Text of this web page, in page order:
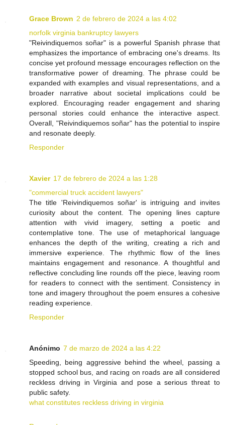
Grace Brown 2 de febrero de 2024 a las 4:02
norfolk virginia bankruptcy lawyers
"Reivindiquemos soñar" is a powerful Spanish phrase that
emphasizes the importance of embracing one's dreams. Its
concise yet profound message encourages reflection on the
transformative power of dreaming. The phrase could be
expanded with examples and visual representations, and a
broader narrative about societal implications could be
explored. Encouraging reader engagement and sharing
personal stories could enhance the interactive aspect.
Overall, "Reivindiquemos soñar" has the potential to inspire
and resonate deeply.
Responder
Xavier 17 de febrero de 2024 a las 1:28
"commercial truck accident lawyers"
The title 'Reivindiquemos soñar' is intriguing and invites
curiosity about the content. The opening lines capture
attention with vivid imagery, setting a poetic and
contemplative tone. The use of metaphorical language
enhances the depth of the writing, creating a rich and
immersive experience. The rhythmic flow of the lines
maintains engagement and resonance. A thoughtful and
reflective concluding line rounds off the piece, leaving room
for readers to connect with the sentiment. Consistency in
tone and imagery throughout the poem ensures a cohesive
reading experience.
Responder
Anónimo 7 de marzo de 2024 a las 4:22
Speeding, being aggressive behind the wheel, passing a
stopped school bus, and racing on roads are all considered
reckless driving in Virginia and pose a serious threat to
public safety.
what constitutes reckless driving in virginia